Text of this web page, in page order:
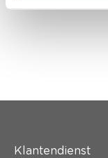
Klantendienst